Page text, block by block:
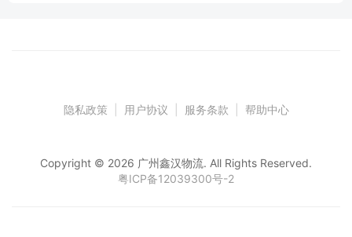
隐私政策 用户协议 服务条款 帮助中心
Copyright © 2026 广州鑫汉物流. All Rights Reserved.
粤ICP备12039300号-2